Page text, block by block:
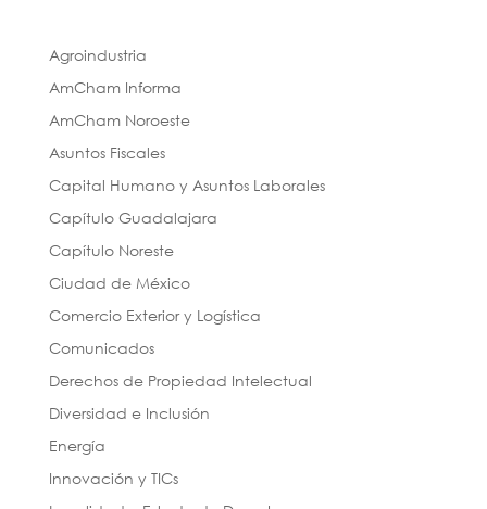
Agroindustria
AmCham Informa
AmCham Noroeste
Asuntos Fiscales
Capital Humano y Asuntos Laborales
Capítulo Guadalajara
Capítulo Noreste
Ciudad de México
Comercio Exterior y Logística
Comunicados
Derechos de Propiedad Intelectual
Diversidad e Inclusión
Energía
Innovación y TICs